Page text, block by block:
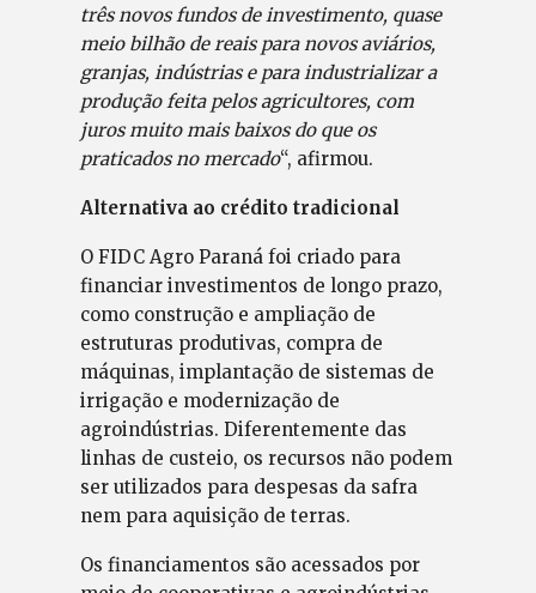
três novos fundos de investimento, quase
meio bilhão de reais para novos aviários,
granjas, indústrias e para industrializar a
produção feita pelos agricultores, com
juros muito mais baixos do que os
praticados no mercado“, afirmou.
Alternativa ao crédito tradicional
O FIDC Agro Paraná foi criado para
financiar investimentos de longo prazo,
como construção e ampliação de
estruturas produtivas, compra de
máquinas, implantação de sistemas de
irrigação e modernização de
agroindústrias. Diferentemente das
linhas de custeio, os recursos não podem
ser utilizados para despesas da safra
nem para aquisição de terras.
Os financiamentos são acessados por